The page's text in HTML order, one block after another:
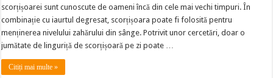
scorțișoarei sunt cunoscute de oameni încă din cele mai vechi timpuri. În
combinație cu iaurtul degresat, scorțișoara poate fi folosită pentru
menținerea nivelului zahărului din sânge. Potrivit unor cercetări, doar o
jumătate de linguriță de scorțișoară pe zi poate …
Citiți mai multe »